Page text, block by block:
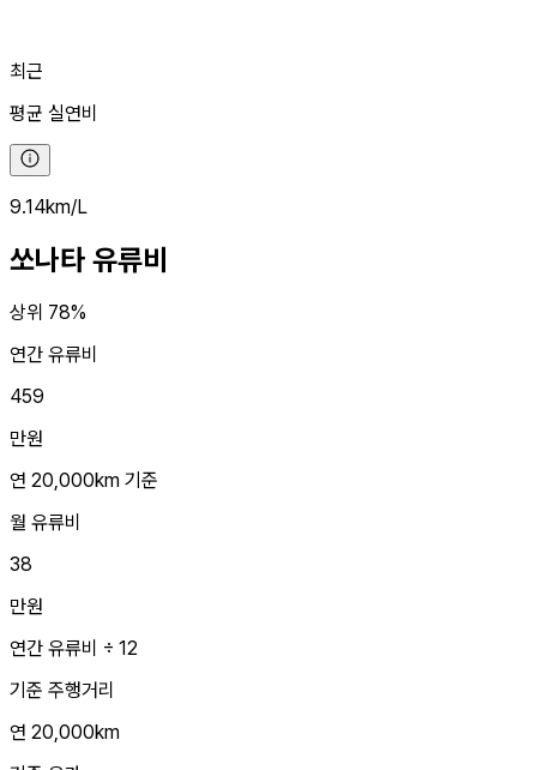
최근
평균 실연비
9.14km/L
쏘나타 유류비
상위 78%
연간 유류비
459
만원
연 20,000km 기준
월 유류비
38
만원
연간 유류비 ÷ 12
기준 주행거리
연 20,000km